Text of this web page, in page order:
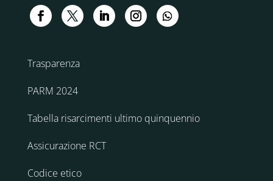
Trasparenza
PARM 2024
Tabella risarcimenti ultimo quinquennio
Assicurazione RCT
Codice etico